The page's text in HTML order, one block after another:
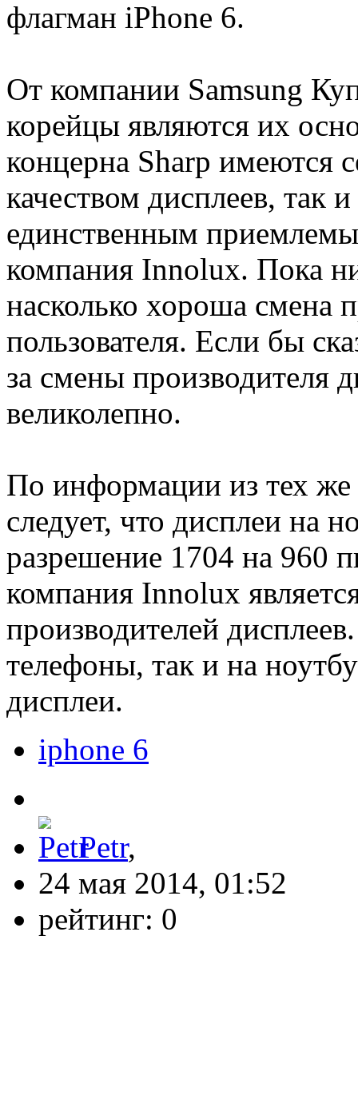
флагман iPhone 6.
От компании Samsung
корейцы являются их
концерна Sharp имеются
качеством дисплеев, так
единственным
компания Innolux. Пока
насколько хороша смена
пользователя. Если бы
за смены производителя
великолепно.
По информации из тех же
следует, что дисплеи на
разрешение 1704 на 960
компания Innolux
производителей
телефоны, так и на
дисплеи.
iphone 6
Petr,
24 мая 2014, 01:52
рейтинг: 0